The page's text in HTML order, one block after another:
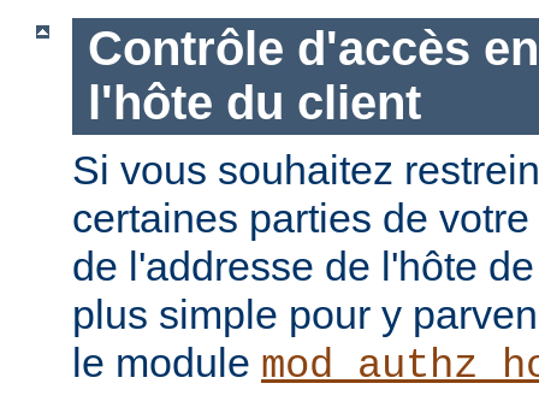
Contrôle d'accès
l'hôte du client
Si vous souhaitez
certaines parties de
de l'addresse de l'hôte
plus simple pour y
le module